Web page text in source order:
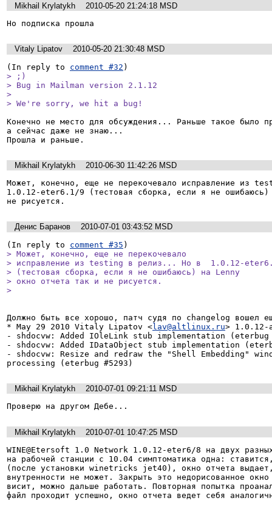
Mikhail Krylatykh
2010-05-20 21:24:18 MSD
Но подписка прошла
Vitaly Lipatov
2010-05-20 21:30:48 MSD
(In reply to comment #32
> ;)
> Bug in Mailman version 2.1.12
>
> We're sorry, we hit a bug!
Конечно не место для обсуждения... Раньше такое было
а сейчас даже не знаю...
Прошла и раньше.
Mikhail Krylatykh
2010-06-30 11:42:26 MSD
Может, конечно, еще не перекочевало исправление из
1.0.12-eter6.1/9 (тестовая сборка, если я не ошибаюсь)
не рисуется.
Денис Баранов
2010-07-01 03:43:52 MSD
(In reply to comment #35
> Может, конечно, еще не перекочевало
> исправление из testing в релиз... Но в  1.0.12-
> (тестовая сборка, если я не ошибаюсь) на Lenny
> окно отчета так и не рисуется.
>
Должно быть все хорошо, патч судя по changelog вошел
* May 29 2010 Vitaly Lipatov <lav@altlinux.ru> 1.0.12-
- shdocvw: Added IOleLink stub implementation (eterbug
- shdocvw: Added IDataObject stub implementation
- shdocvw: Resize and redraw the "Shell Embedding"
processing (eterbug #5293)
Mikhail Krylatykh
2010-07-01 09:21:11 MSD
Проверю на другом Дебе...
Mikhail Krylatykh
2010-07-01 10:47:25 MSD
WINE@Etersoft 1.0 Network 1.0.12-eter6/8 на двух
на рабочей станции с 10.04 симптоматика одна:
(после установки winetricks jet40), окно отчета
внутренности не может. Закрыть это недорисованное
висит, можно дальше работать. Повторная попытка
файл проходит успешно, окно отчета ведет себя